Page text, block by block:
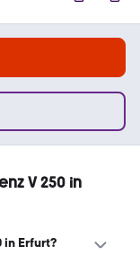
V 250 in
in Erfurt?